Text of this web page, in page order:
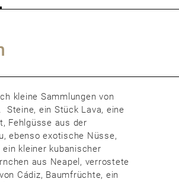
kleine Sammlungen von
ein Stück Lava, eine
Fehlgüsse aus der
ebenso exotische Nüsse,
kleiner kubanischer
aus Neapel, verrostete
Cádiz, Baumfrüchte, ein